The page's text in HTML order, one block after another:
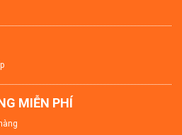
MIỄN PHÍ